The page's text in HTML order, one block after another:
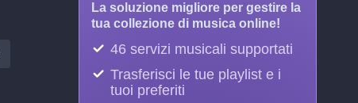
La soluzione migliore per gestire la
tua collezione di musica online!
46 servizi musicali supportati
Trasferisci le tue playlist e i
tuoi preferiti